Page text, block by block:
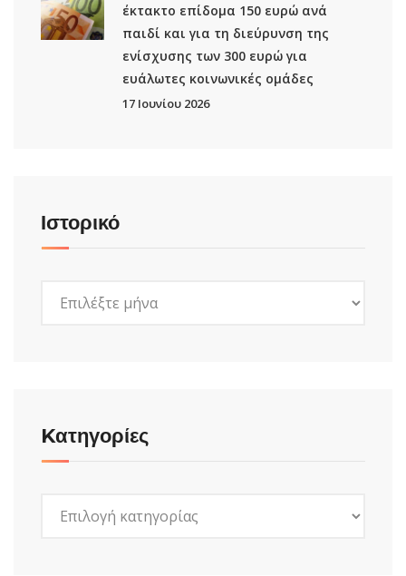
έκτακτο επίδομα 150 ευρώ ανά
παιδί και για τη διεύρυνση της
ενίσχυσης των 300 ευρώ για
ευάλωτες κοινωνικές ομάδες
17 Ιουνίου 2026
Ιστορικό
Kατηγορίες